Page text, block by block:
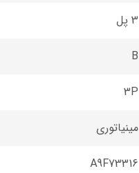
3 پل
B
3P
مینیاتوری
A9F73316